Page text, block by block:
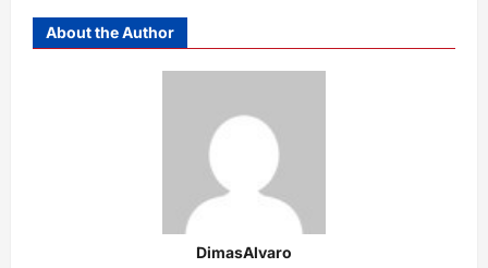
About the Author
DimasAlvaro